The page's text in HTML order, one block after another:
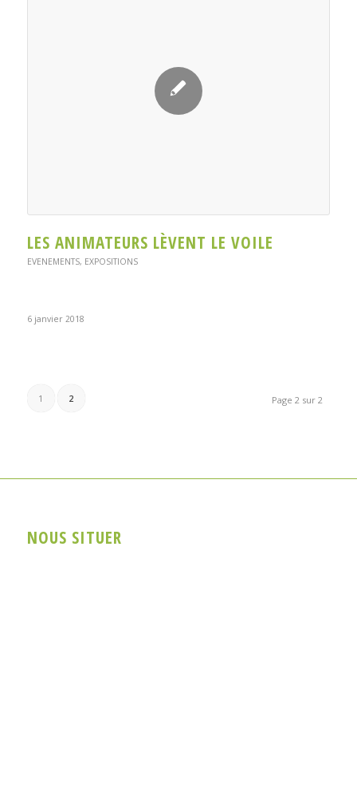
LES ANIMATEURS LÈVENT LE VOILE
EVENEMENTS, EXPOSITIONS
6 janvier 2018
Page 2 sur 2
1 2
NOUS SITUER